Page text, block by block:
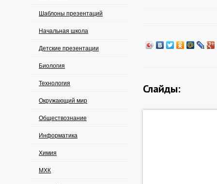
Шаблоны презентаций
Начальная школа
Детские презентации
Биология
Технология
Окружающий мир
Обществознание
Информатика
Химия
МХК
Слайды: